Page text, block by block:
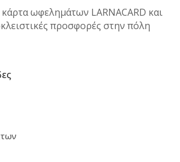
ωφελημάτων LARNACARD και
προσφορές στην πόλη